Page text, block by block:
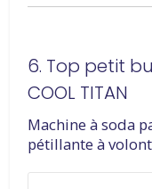
6. Top petit
COOL TITAN
Machine à soda
pétillante à